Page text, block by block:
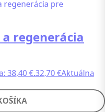
regenerácia
38,40 €.32,70€Aktuálna